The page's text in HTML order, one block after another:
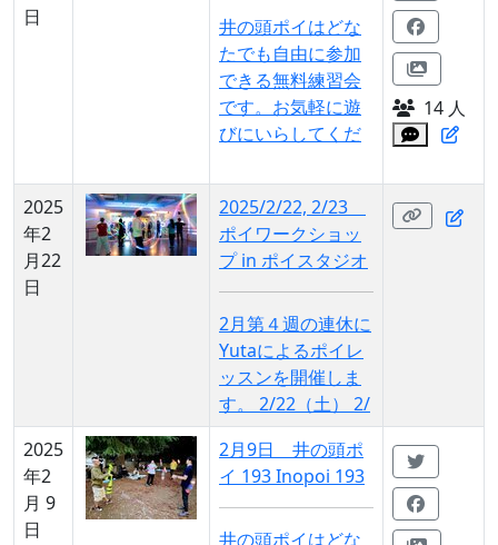
日
井の頭ポイはどな
たでも自由に参加
できる無料練習会
です。お気軽に遊
びにいらしてくだ
14 人
2025
年2
月22
日
2025/2/22, 2/23
ポイワークショッ
プ in ポイスタジオ
2月第４週の連休に
Yutaによるポイレ
ッスンを開催しま
す。 2/22（土） 2/
2025
年2
月 9
日
2月9日 井の頭ポ
イ 193 Inopoi 193
井の頭ポイはどな